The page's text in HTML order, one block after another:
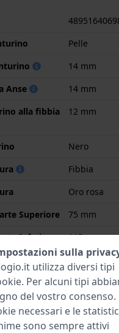
Pelle
14 mm
Anse
14 mm
alla fibbia
12 mm
Nero
Fibbia
Oro rosa
Superiore
75 mm
Inferiore
115 mm
Perni a molla
Si
sulla
utilizza diversi tipi
. Per alcuni tipi
del vostro consenso.
necessari e le
sono sempre attivi